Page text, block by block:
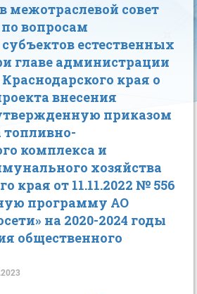
межотраслевой совет
вопросам
естественных
главе администрации
края о
внесения
приказом
топливно-
комплекса и
хозяйства
края от 11.11.2022 № 556
программу АО
на 2020-2024 годы
общественного